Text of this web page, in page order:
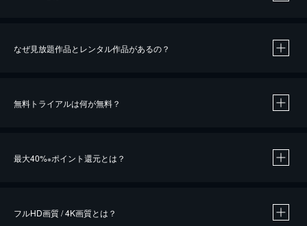
なぜ見放題作品とレンタル作品があるの？
無料トライアルは何が無料？
最大40%※ポイント還元とは？
フルHD画質 / 4K画質とは？